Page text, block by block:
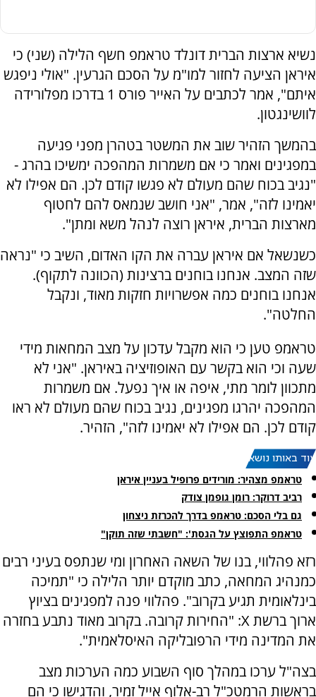
נשיא ארצות הברית דונלד טראמפ חשף הלילה (שני) כי
איראן הציעה לחזור למו"מ על הסכם הגרעין. "אולי ניפגש
איתם", אמר לכתבים על האייר פורס 1 בדרכו מפלורידה
לוושינגטון.
בהמשך הזהיר שוב את המשטר בטהרן מפני פגיעה
במפגינים ואמר כי אם משמרות המהפכה ימשיכו בהרג -
"נגיב בכוח שהם מעולם לא פגשו קודם לכן. הם אפילו לא
יאמינו לזה", אמר, "אני חושב שנמאס להם לחטוף
מארצות הברית, איראן רוצה לנהל משא ומתן".
כשנשאל אם איראן עברה את הקו האדום, השיב כי "נראה
שזה המצב. אנחנו בוחנים ברצינות (הכוונה לתקוף).
אנחנו בוחנים כמה אפשרויות חזקות מאוד, ונקבל
החלטה".
טראמפ טען כי הוא מקבל עדכון על מצב המחאות מידי
שעה וכי הוא בקשר עם האופוזיציה באיראן. "אני לא
מתכוון לומר מתי, איפה או איך נפעל. אם משמרות
המהפכה יהרגו מפגינים, נגיב בכוח שהם מעולם לא ראו
קודם לכן. הם אפילו לא יאמינו לזה", הזהיר.
עוד באותו נושא:
טראמפ מצהיר: מורידים פרופיל בעניין איראן
רביב דרוקר: רומן גופמן צודק
גם בלי הסכם: טראמפ בדרך להכרזת ניצחון
טראמפ התפוצץ על הגסת': "חשבתי שזה תוקן"
רזא פהלווי, בנו של השאה האחרון ומי שנתפס בעיני רבים
כמנהיג המחאה, כתב מוקדם יותר הלילה כי "תמיכה
בינלאומית תגיע בקרוב". פהלווי פנה למפגינים בציוץ
ארוך ברשת X: "החירות קרובה. בקרוב מאוד נתבע בחזרה
את המדינה מידי הרפובליקה האיסלאמית".
בצה"ל ערכו במהלך סוף השבוע כמה הערכות מצב
בראשות הרמטכ"ל רב-אלוף אייל זמיר, והדגישו כי הם